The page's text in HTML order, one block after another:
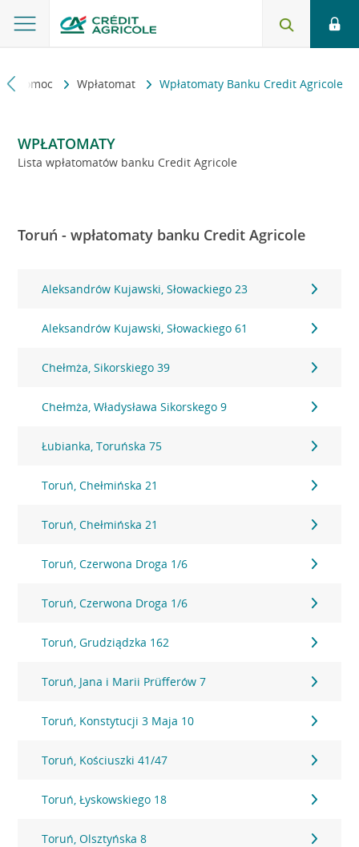
i pomoc Wpłatomat Wpłatomaty Banku Credit Agricole
WPŁATOMATY
Lista wpłatomatów banku Credit Agricole
Toruń - wpłatomaty banku Credit Agricole
Aleksandrów Kujawski, Słowackiego 23
Aleksandrów Kujawski, Słowackiego 61
Chełmża, Sikorskiego 39
Chełmża, Władysława Sikorskego 9
Łubianka, Toruńska 75
Toruń, Chełmińska 21
Toruń, Chełmińska 21
Toruń, Czerwona Droga 1/6
Toruń, Czerwona Droga 1/6
Toruń, Grudziądzka 162
Toruń, Jana i Marii Prüfferów 7
Toruń, Konstytucji 3 Maja 10
Toruń, Kościuszki 41/47
Toruń, Łyskowskiego 18
Toruń, Olsztyńska 8